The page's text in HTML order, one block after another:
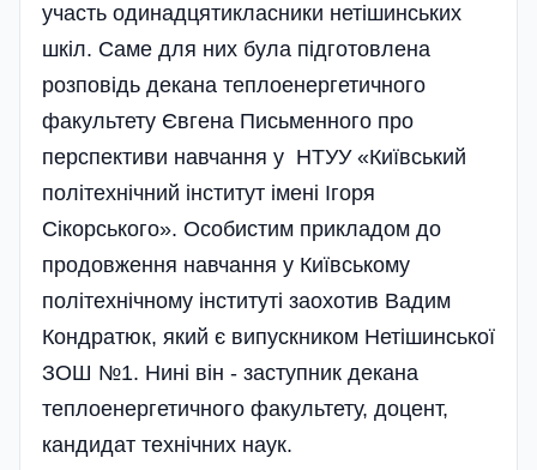
участь одинадцятикласники нетішинських
шкіл. Саме для них була підготовлена
розповідь декана теплоенергетичного
факультету Євгена Письменного про
перспективи навчання у НТУУ «Київський
політехнічний інститут імені Ігоря
Сікорського». Особистим прикладом до
продовження навчання у Київському
політехнічному інституті заохотив Вадим
Кондратюк, який є випускником Нетішинської
ЗОШ №1. Нині він - заступник декана
теплоенергетичного факультету, доцент,
кандидат технічних наук.